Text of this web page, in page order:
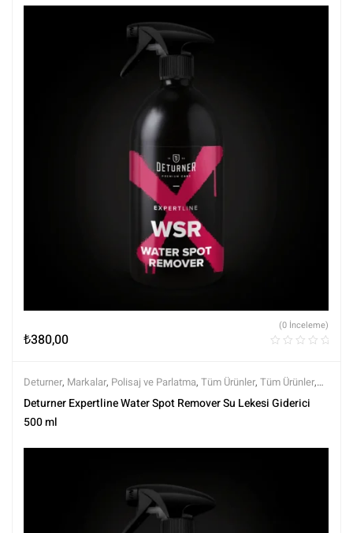
₺380,00
(0 İnceleme)
Deturner, Markalar, Polisaj ve Parlatma, Tüm Ürünler, Tüm Ürünler,
Yüzey Arındırıcılar,Yüzey Temizleyici ve Arındırıcılar
Deturner Expertline Water Spot Remover Su Lekesi Giderici
500 ml